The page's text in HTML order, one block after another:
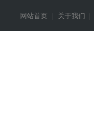
网站首页 关于我们